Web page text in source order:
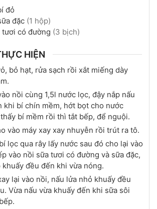
đỏ
đặc (1 hộp)
tươi có đường (3 bịch)
HIỆN
bỏ hạt, rửa sạch rồi xắt miếng dày
nồi cùng 1,5l nước lọc, đậy nắp nấu
khi bí chín mềm, hớt bọt cho nước
bí mềm rồi thì tắt bếp, để nguội.
vào máy xay xay nhuyễn rồi trút ra tô.
lọc qua rây lấy nước sau đó cho lại vào
vào nồi sữa tươi có đường và sữa đặc,
khuấy đều đến khi vừa nóng.
lại vào nồi, nấu lửa nhỏ khuấy đều
Vừa nấu vừa khuấy đến khi sữa sôi